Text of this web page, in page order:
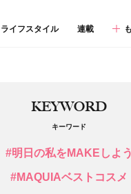
ライフスタイル 連載
KEYWORD
キーワード
#明日の私をMAKEしよう
#MAQUIAベストコスメ